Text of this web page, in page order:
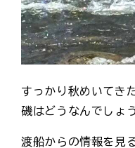
すっかり秋めいてき
磯はどうなんでしょ
渡船からの情報を見